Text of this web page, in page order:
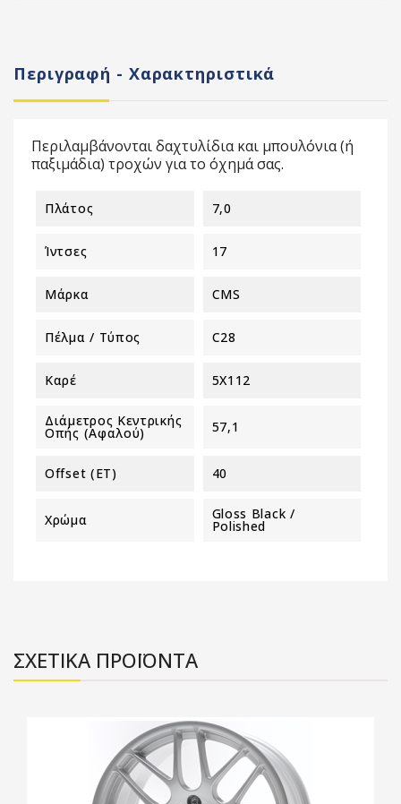
Περιγραφή - Χαρακτηριστικά
Περιλαμβάνονται δαχτυλίδια και μπουλόνια (ή
παξιμάδια) τροχών για το όχημά σας.
Πλάτος 7,0
Ίντσες 17
Μάρκα CMS
Πέλμα / Τύπος C28
Καρέ 5X112
Διάμετρος Κεντρικής
Οπής (αφαλού) 57,1
Offset (ET) 40
Χρώμα Gloss Black /
Polished
ΣΧΕΤΙΚΑ ΠΡΟΪΟΝΤΑ